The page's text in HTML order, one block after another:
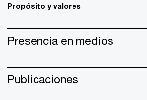
Propósito y valores
Presencia en medios
Publicaciones